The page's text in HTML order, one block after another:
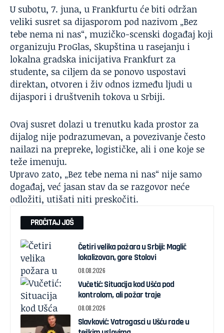
U subotu, 7. juna, u Frankfurtu će biti održan
veliki susret sa dijasporom pod nazivom „Bez
tebe nema ni nas“, muzičko-scenski događaj koji
organizuju ProGlas, Skupština u rasejanju i
lokalna gradska inicijativa Frankfurt za
studente, sa ciljem da se ponovo uspostavi
direktan, otvoren i živ odnos između ljudi u
dijaspori i društvenih tokova u Srbiji.
Ovaj susret dolazi u trenutku kada prostor za
dijalog nije podrazumevan, a povezivanje često
nailazi na prepreke, logističke, ali i one koje se
teže imenuju.
Upravo zato, „Bez tebe nema ni nas“ nije samo
događaj, već jasan stav da se razgovor neće
odložiti, utišati niti preskočiti.
PROČITAJ JOŠ
Četiri velika požara u Srbiji: Maglič
lokalizovan, gore Stolovi
08.08.2026
Vučetić: Situacija kod Ušća pod
kontrolom, ali požar traje
08.08.2026
Slavković: Vatrogasci u Ušću rade u